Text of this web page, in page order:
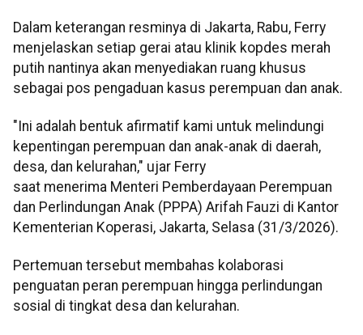
Dalam keterangan resminya di Jakarta, Rabu, Ferry
menjelaskan setiap gerai atau klinik kopdes merah
putih nantinya akan menyediakan ruang khusus
sebagai pos pengaduan kasus perempuan dan anak.
"Ini adalah bentuk afirmatif kami untuk melindungi
kepentingan perempuan dan anak-anak di daerah,
desa, dan kelurahan," ujar Ferry
saat menerima Menteri Pemberdayaan Perempuan
dan Perlindungan Anak (PPPA) Arifah Fauzi di Kantor
Kementerian Koperasi, Jakarta, Selasa (31/3/2026).
Pertemuan tersebut membahas kolaborasi
penguatan peran perempuan hingga perlindungan
sosial di tingkat desa dan kelurahan.